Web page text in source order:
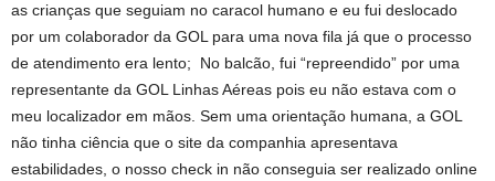
as crianças que seguiam no caracol humano e eu fui deslocado
por um colaborador da GOL para uma nova fila já que o processo
de atendimento era lento; No balcão, fui “repreendido” por uma
representante da GOL Linhas Aéreas pois eu não estava com o
meu localizador em mãos. Sem uma orientação humana, a GOL
não tinha ciência que o site da companhia apresentava
estabilidades, o nosso check in não conseguia ser realizado online